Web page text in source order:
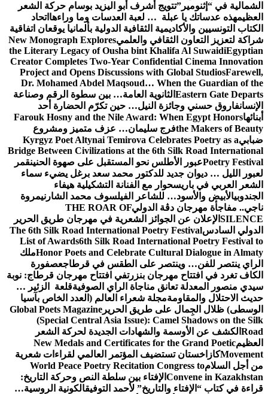
الشمالية في “إثنومير”تتويج أشرف أبو اليزيد بوسام حركة الشعر
العظيمهذه عدساتك يا عبلة … لعبة العدسات وما وراءها اتحاد
الكتاب التونسيين والأكاديمية الثقافية الدولية بألمانيا يوقعان اتفاقية
شراكة لتعزيز التعاون الثقافي والعلميNew Monograph Explores
the Literary Legacy of Ousha bint Khalifa Al SuwaidiEgyptian
Creator Completes Two-Year Confidential Cinema Innovation
Project and Opens Discussions with Global StudiosFarewell,
Dr. Mohamed Abdel Maqsoud… When the Guardian of the
Eastern Gate Departs الثانوية العامة… بين سطوة الرقم وصناعة
الإنسانفاروق حسني وجائزة النيل… حين تكرّم الحضارة أحد
أبنائهاFarouk Hosny and the Nile Award: When Egypt Honors
the Makers of Beautyفرج سليمان… عزف متميز ومشروع
ضبابيKyrgyz Poet Altynai Temirova Celebrates Poetry as a
Bridge Between Civilizations at the 6th Silk Road International
Poetry Festivalعبور الأطلس نحو المستقبل على صهوة الحنينقمر
لعبور الليل … ديوان جديد للدكتور محمد سعد برغل يضيء سماء
الشعر العربي في باريسحوار مع الفنانة التشكيلية هيفاء
الجندوبيالأبيض والأسود… للشاعر الفيلسوف محمد الشارنيمروة
ناجي.. مفاجأة مهرجان دڨة الدوليTHE ROAR OF
SILENCE الإعلان عن الجوائز الشعرية في مهرجان طريق الحرير
الدولي السادسThe 6th Silk Road International Poetry Festival
List of Awards6th Silk Road International Poetry Festival to
Honor Poets and Celebrate Cultural Dialogue in Almatyملك
الراي ينتصر للفن… وينتصر على الطقس في قرطاجعصفورة
الكاف تغرد في افتتاح مهرجان بنزرتفي افتتاح مهرجان قرطاج: نوبة
سيدي منصور المعدلة تعانق مناجاة الراي الصوفيةقلعة الزئير …
حديث الاحتلال والمقاومةمجلة شعراء العالم (العدد الخاص بآسيا
الوسطى) ظلال الجِمال على طريق الحرير Global Poets Magazine
(Special Central Asia Issue): Camel Shadows on the Silk
Road الكشف عن الأوسمة والشهادات الجديدة لحركة الشعر
العظيمNew Medals and Certificates for the Grand Poetic
Movementكازاخستان تستضيف المؤتمر العالمي لقراءات شعرية
من أجل السلامWorld Peace Poetry Recitation Congress to
Convene in Kazakhstan الإفتاء بين سلطة النص وحركة التاريخ:
قراءة في كتاب “الإفتاء والتاريخ” لأحمد التوفيقالكونية الروسية…